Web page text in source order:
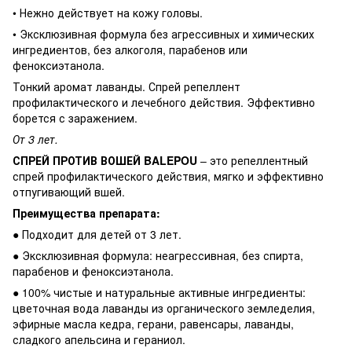
• Нежно действует на кожу головы.
• Эксклюзивная формула без агрессивных и химических
ингредиентов, без алкоголя, парабенов или
феноксиэтанола.
Тонкий аромат лаванды. Спрей репеллент
профилактического и лечебного действия. Эффективно
борется с заражением.
От 3 лет.
СПРЕЙ ПРОТИВ ВОШЕЙ BALEPOU – это репеллентный
спрей профилактического действия, мягко и эффективно
отпугивающий вшей.
Преимущества препарата:
● Подходит для детей от 3 лет.
● Эксклюзивная формула: неагрессивная, без спирта,
парабенов и феноксиэтанола.
● 100% чистые и натуральные активные ингредиенты:
цветочная вода лаванды из органического земледелия,
эфирные масла кедра, герани, равенсары, лаванды,
сладкого апельсина и гераниол.